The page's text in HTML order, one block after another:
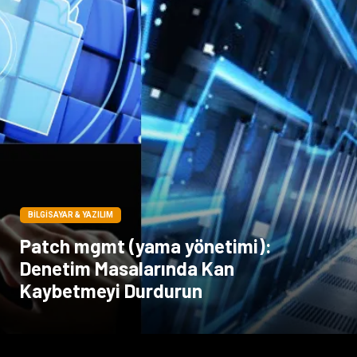
BILGISAYAR & YAZILIM
Patch mgmt (yama yönetimi):
Denetim Masalarında Kan
Kaybetmeyi Durdurun